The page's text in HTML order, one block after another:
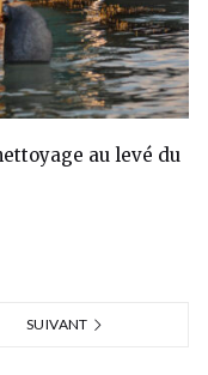
au levé du
SUIVANT